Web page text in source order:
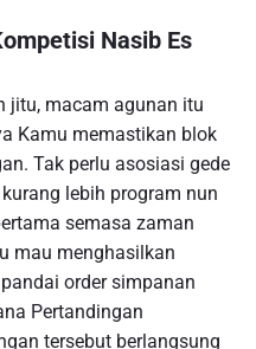
Nasib Es
jitu, macam agunan itu
Kamu memastikan blok
Tak perlu asosiasi gede
lebih program nun
semasa zaman
mau menghasilkan
order simpanan
Pertandingan
tersebut berlangsung